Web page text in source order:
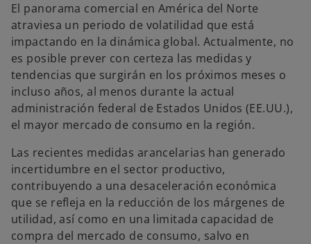
t
a
ñ
a
n
u
e
v
a
t
a
ñ
a
n
u
e
v
a
t
a
ñ
a
n
u
e
v
a
El panorama comercial en América del Norte
atraviesa un periodo de volatilidad que está
impactando en la dinámica global. Actualmente, no
es posible prever con certeza las medidas y
tendencias que surgirán en los próximos meses o
incluso años, al menos durante la actual
administración federal de Estados Unidos (EE.UU.),
el mayor mercado de consumo en la región.
Las recientes medidas arancelarias han generado
incertidumbre en el sector productivo,
contribuyendo a una desaceleración económica
que se refleja en la reducción de los márgenes de
utilidad, así como en una limitada capacidad de
compra del mercado de consumo, salvo en